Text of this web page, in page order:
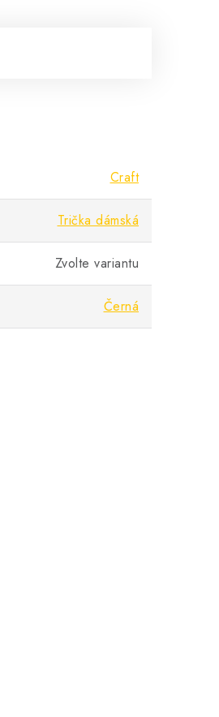
Craft
Trička dámská
Zvolte variantu
Černá